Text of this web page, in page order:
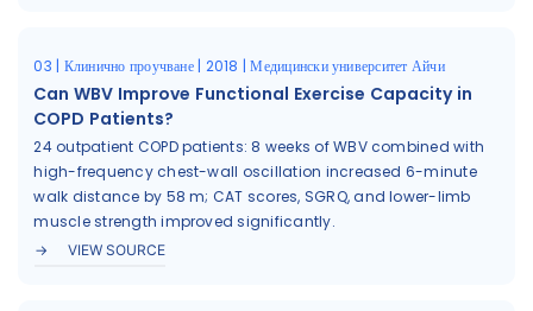
03 | Клинично проучване | 2018 | Медицински университет Айчи
Can WBV Improve Functional Exercise Capacity in
COPD Patients?
24 outpatient COPD patients: 8 weeks of WBV combined with
high-frequency chest-wall oscillation increased 6-minute
walk distance by 58 m; CAT scores, SGRQ, and lower-limb
muscle strength improved significantly.
VIEW SOURCE